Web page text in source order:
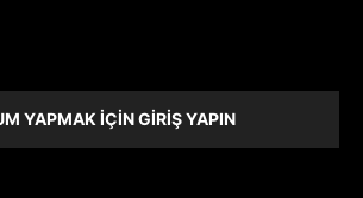
YAPMAK İÇIN GIRIŞ YAPIN